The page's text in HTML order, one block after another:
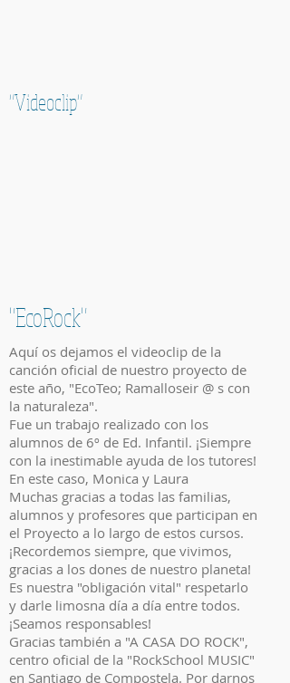
"Videoclip"
"EcoRock"
Aquí os dejamos el videoclip de la
canción oficial de nuestro proyecto de
este año, "EcoTeo; Ramalloseir @ s con
la naturaleza".
Fue un trabajo realizado con los
alumnos de 6º de Ed. Infantil. ¡Siempre
con la inestimable ayuda de los tutores!
En este caso, Monica y Laura
Muchas gracias a todas las familias,
alumnos y profesores que participan en
el Proyecto a lo largo de estos cursos.
¡Recordemos siempre, que vivimos,
gracias a los dones de nuestro planeta!
Es nuestra "obligación vital" respetarlo
y darle limosna día a día entre todos.
¡Seamos responsables!
Gracias también a "A CASA DO ROCK",
centro oficial de la "RockSchool MUSIC"
en Santiago de Compostela. Por darnos